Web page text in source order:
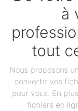
à
tout
Nous proposons
convertir vos
pour vous. En
fichiers en